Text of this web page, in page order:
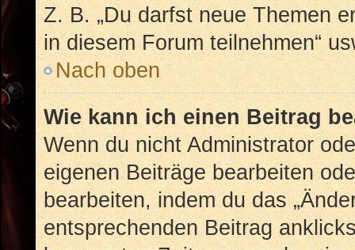
Z. B. „Du darfst neue Themen
in diesem Forum teilnehmen“
Nach oben
Wie kann ich einen Beitrag
Wenn du nicht Administrator
eigenen Beiträge bearbeiten
bearbeiten, indem du das
entsprechenden Beitrag